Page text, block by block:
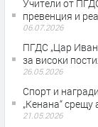
Учители от
превенция и
06.07.2026
ПГДС „Цар Иван
за високи
26.05.2026
Спорт и
„Кенана“ срещу
21.05.2026